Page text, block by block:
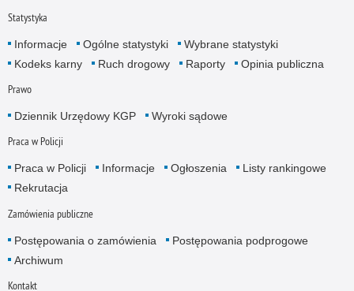
Statystyka
Informacje Ogólne statystyki
Wybrane statystyki
Kodeks karny
Ruch drogowy Raporty Opinia publiczna
Prawo
Dziennik Urzędowy KGP Wyroki sądowe
Praca w Policji
Praca w Policji Informacje Ogłoszenia
Listy rankingowe
Rekrutacja
Zamówienia publiczne
Postępowania o zamówienia
Postępowania podprogowe
Archiwum
Kontakt